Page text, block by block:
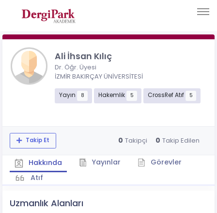
Ali İhsan Kılıç
Dr. Öğr. Üyesi
İZMİR BAKIRÇAY ÜNİVERSİTESİ
Yayın 8 Hakemlik 5 CrossRef Atıf 5
Takip Et 0 Takipçi 0 Takip Edilen
Hakkında Yayınlar
Görevler
Atıf
Uzmanlık Alanları